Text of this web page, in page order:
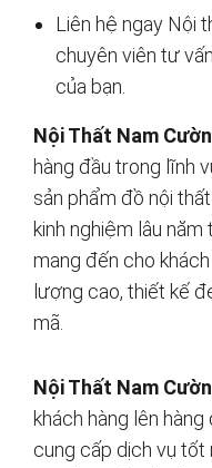
Liên hệ ngay Nội
chuyên viên tư
của bạn.
Nội Thất Nam
hàng đầu trong lĩnh
sản phẩm đồ nội
kinh nghiệm lâu
mang đến cho
lượng cao, thiết kế
mã.
Nội Thất Nam
khách hàng lên
cung cấp dịch vụ tốt